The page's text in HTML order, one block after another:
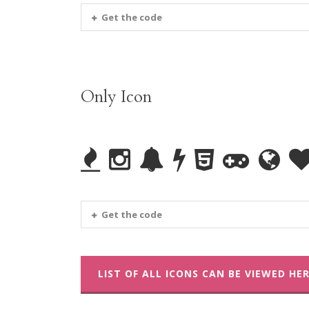
Get the code
Only Icon
Get the code
LIST OF ALL ICONS CAN BE VIEWED